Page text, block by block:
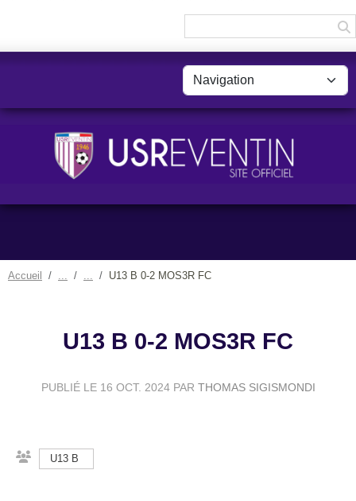
Accueil U13 B 0-2 MOS3R FC
U13 B 0-2 MOS3R FC
PUBLIÉ LE 16 OCT. 2024PAR THOMAS SIGISMONDI
U13 B